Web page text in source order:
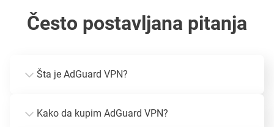
Često postavljana pitanja
Šta je AdGuard VPN?
Kako da kupim AdGuard VPN?